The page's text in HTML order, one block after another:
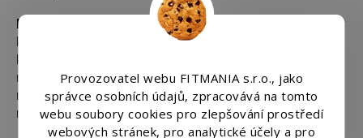
Provozovatel webu FITMANIA s.r.o., jako
správce osobních údajů, zpracovává na tomto
webu soubory cookies pro zlepšování prostředí
webových stránek, pro analytické účely a pro
Plyšový kusový koberec SHOCK
které tradiční koberce shaggy nesplňují vše to, co od
koberce očekávají! Zapomeňte na těžké koberce v
nudných barvách! Máme pro Vás příjemný na dotek,
měkký a teplý koberecSHOCK,který rozzáří každou
místnost!